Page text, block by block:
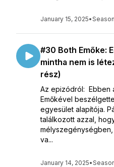
January 15, 2025•
#30 Both Emőke:
mintha nem is
rész)
Az epizódról: Ebben
Emőkével
egyesület alapítója.
találkozott azzal,
va...
January 14, 2025•